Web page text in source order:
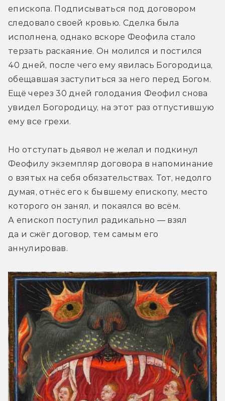
епископа. Подписываться под договором
следовало своей кровью. Сделка была
исполнена, однако вскоре Феофила стало
терзать раскаяние. Он молился и постился
40 дней, после чего ему явилась Богородица,
обещавшая заступиться за него перед Богом.
Ещё через 30 дней голодания Феофил снова
увидел Богородицу, на этот раз отпустившую
ему все грехи.
Но отступать дьявол не желал и подкинул
Феофилу экземпляр договора в напоминание
о взятых на себя обязательствах. Тот, недолго
думая, отнёс его к бывшему епископу, место
которого он занял, и покаялся во всём.
А епископ поступил радикально — взял
да и сжёг договор, тем самым его
аннулировав.